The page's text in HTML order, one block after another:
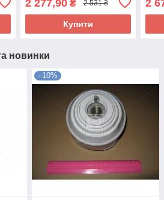
2 277,90₴ 2 531 ₴
Купити
2
новинки
–10%